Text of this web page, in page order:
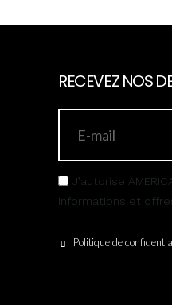
RECEVEZ NOS
J’autorise
informations et
Politique de